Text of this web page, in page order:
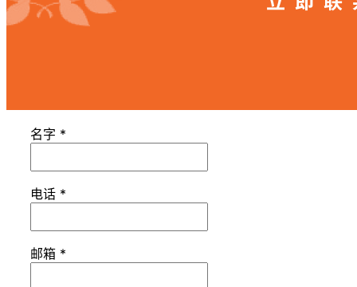
名字 *
电话 *
邮箱 *